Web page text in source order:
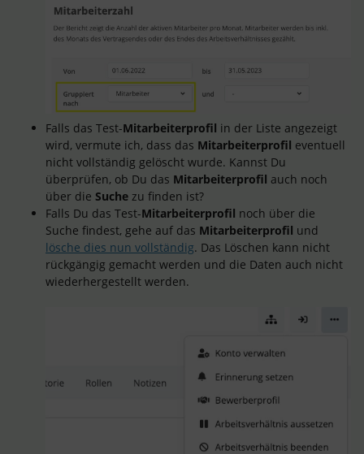
Falls das Test-Mitarbeiterprofil in der Liste angezeigt
wird, vermute ich, dass das Mitarbeiterprofil eventuell
nicht vollständig gelöscht wurde. Kannst Du
überprüfen, ob Du das Mitarbeiterprofil auch noch
über die Suche zu finden ist?
Falls Du das Test-Mitarbeiterprofil noch über die
Suche findest, gehe auf das Mitarbeiterprofil und
lösche dies nun vollständig. Das Löschen kann nicht
rückgängig gemacht werden und die Daten auch nicht
wiederhergestellt werden.